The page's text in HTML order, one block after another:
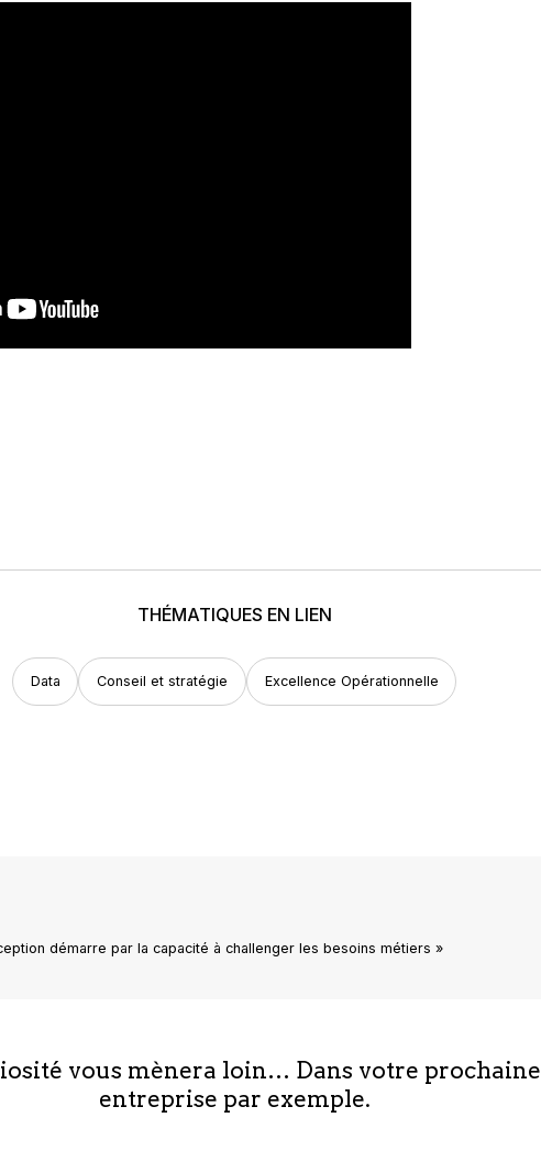
THÉMATIQUES EN LIEN
Data Conseil et stratégie Excellence Opérationnelle
démarre par la capacité à challenger les besoins métiers »
vous mènera loin… Dans votre prochaine
entreprise par exemple.